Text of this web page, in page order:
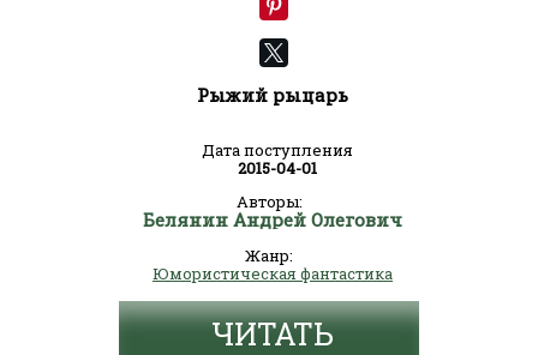
Рыжий рыцарь
Дата поступления
2015-04-01
Авторы:
Белянин Андрей Олегович
Жанр:
Юмористическая фантастика
ЧИТАТЬ